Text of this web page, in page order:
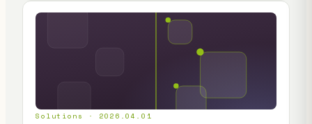
Solutions · 2026.04.01